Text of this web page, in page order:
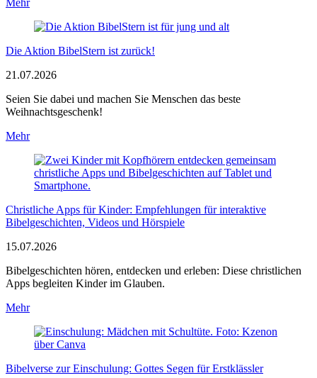
Mehr
Die Aktion BibelStern ist zurück!
21.07.2026
Seien Sie dabei und machen Sie Menschen das beste
Weihnachtsgeschenk!
Mehr
Christliche Apps für Kinder: Empfehlungen für interaktive
Bibelgeschichten, Videos und Hörspiele
15.07.2026
Bibelgeschichten hören, entdecken und erleben: Diese christlichen
Apps begleiten Kinder im Glauben.
Mehr
Bibelverse zur Einschulung: Gottes Segen für Erstklässler